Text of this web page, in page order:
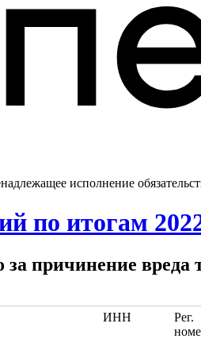
исполнение
по итогам
причинение вреда
ИНН
Рег.